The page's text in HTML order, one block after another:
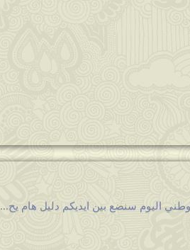
اليوم سنضع بين ايديكم دليل هام يح...